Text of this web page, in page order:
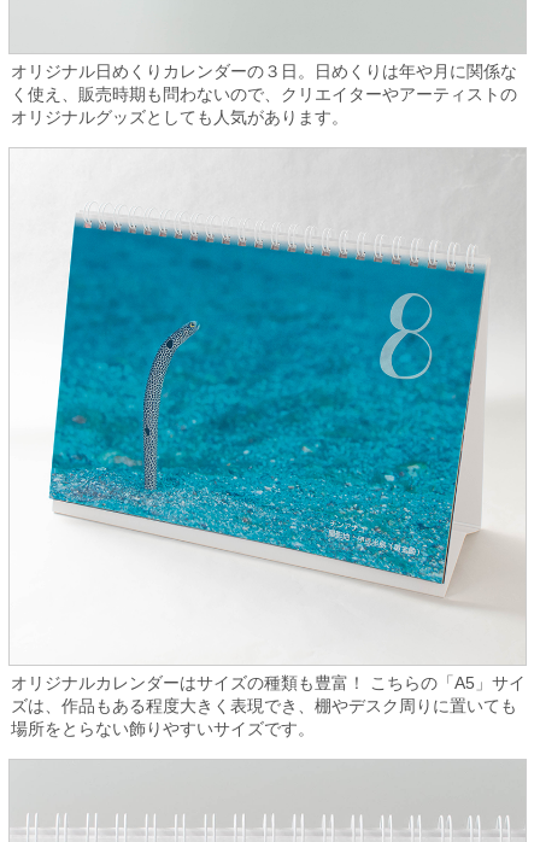
オリジナル日めくりカレンダーの３日。日めくりは年や月に関係な
く使え、販売時期も問わないので、クリエイターやアーティストの
オリジナルグッズとしても人気があります。
オリジナルカレンダーはサイズの種類も豊富！ こちらの「A5」サイ
ズは、作品もある程度大きく表現でき、棚やデスク周りに置いても
場所をとらない飾りやすいサイズです。